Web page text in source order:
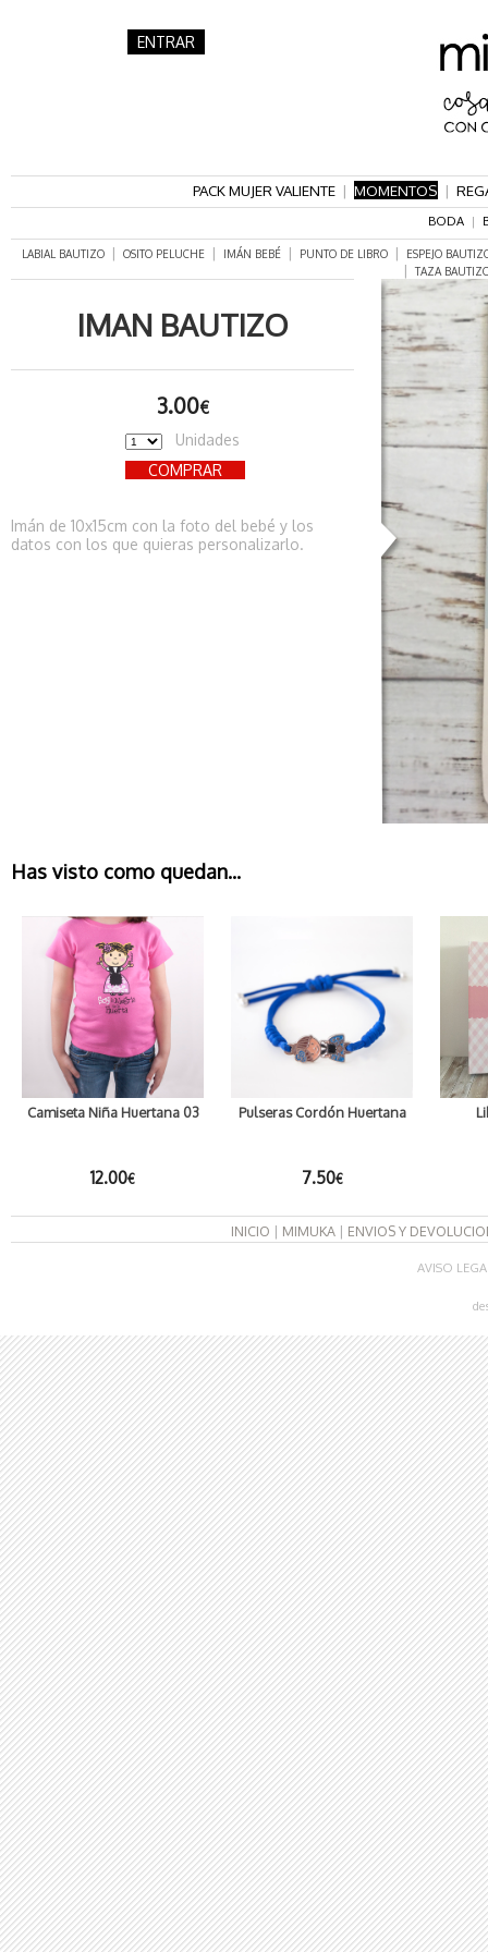
ENTRAR
PACK MUJER VALIENTE | MOMENTOS |
BODA|
LABIAL BAUTIZO | OSITO PELUCHE | IMÁN BEBÉ | PUNTO DE LIBRO | ESPEJO
|TAZA
IMAN BAUTIZO
3.00€
Unidades
COMPRAR
Imán de 10x15cm con la foto del bebé y los
datos con los que quieras personalizarlo.
Has visto como quedan...
Camiseta Niña Huertana 03
12.00€
Pulseras Cordón Huertana
7.50€
INICIO | MIMUKA | ENVIOS Y
AVISO